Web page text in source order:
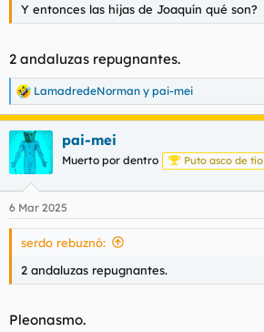
Y entonces las hijas de Joaquín qué son?
2 andaluzas repugnantes.
R
e
a
c
c
i
e
s
LamadredeNorman y pai-mei
pai-mei
Muerto por dentro Puto asco de tío
6 Mar 2025
serdo rebuznó:
2 andaluzas repugnantes.
Pleonasmo.